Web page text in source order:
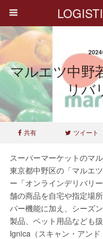
マルエツ中野
リバ
共有 ツイート
スーパーマーケットのマ
東京都中野区の「マルエ
ー「オンラインデリバリ
舗の商品を自宅や指定場
パー機能に加え、シーズ
製品、ペット用品なども
Ignica（スキャン・アン